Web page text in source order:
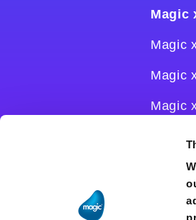
Magic
Magic
Magic
Magic
ユー